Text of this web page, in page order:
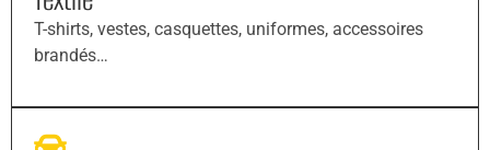
T-shirts, vestes, casquettes, uniformes, accessoires
brandés…